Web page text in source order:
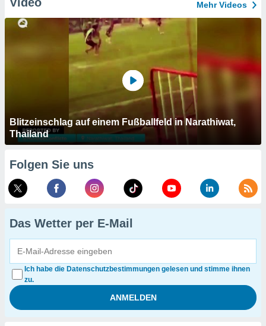
Mehr Videos
Blitzeinschlag auf einem Fußballfeld in Narathiwat,
Thailand
Folgen Sie uns
Das Wetter per E-Mail
Ich habe die Datenschutzbestimmungen gelesen und stimme ihnen
zu.